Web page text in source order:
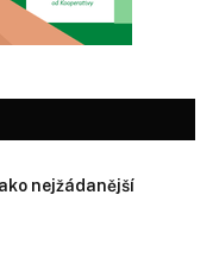
nejžádanější